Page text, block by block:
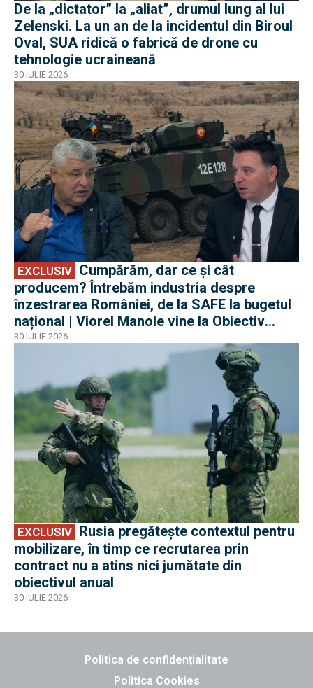
De la „dictator” la „aliat”, drumul lung al lui
Zelenski. La un an de la incidentul din Biroul
Oval, SUA ridică o fabrică de drone cu
tehnologie ucraineană
30 IULIE 2026
EXCLUSIV
EXCLUSIV
producem? Întrebăm industria despre
înzestrarea României, de la SAFE la bugetul
național | Viorel Manole vine la Obiectiv
EuroAtlantic la DefenseRomania
30 IULIE 2026
EXCLUSIV
mobilizare, în timp ce recrutarea prin
contract nu a atins nici jumătate din
obiectivul anual
30 IULIE 2026
Politica de confidențialitate
Politica Cookies